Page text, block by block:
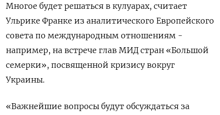
Многое будет решаться в кулуарах, считает
Ульрике Франке из аналитического Европейского
совета по международным отношениям -
например, на встрече глав МИД стран «Большой
семерки», посвященной кризису вокруг
Украины.
«Важнейшие вопросы будут обсуждаться за